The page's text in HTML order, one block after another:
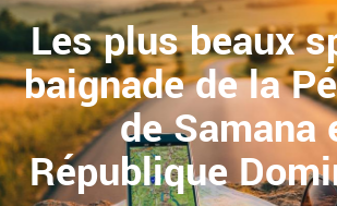
Les plus beaux
baignade de la
de Samana
République